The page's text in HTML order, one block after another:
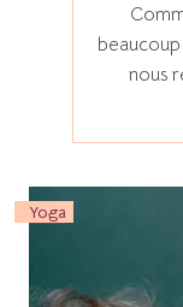
nous
Yoga